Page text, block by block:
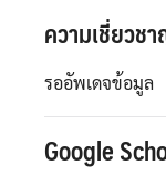
ความเชี่ยวช
รออัพเดจข้อมูล
Google